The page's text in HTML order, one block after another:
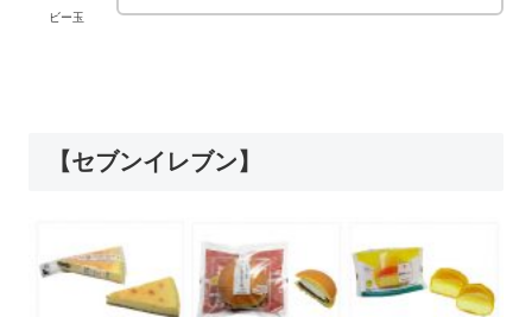
ビー玉
【セブンイレブン】